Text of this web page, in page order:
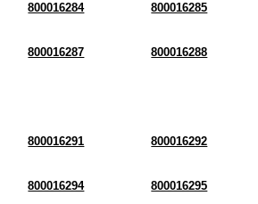
800016284 800016285
800016287 800016288
800016291 800016292
800016294 800016295